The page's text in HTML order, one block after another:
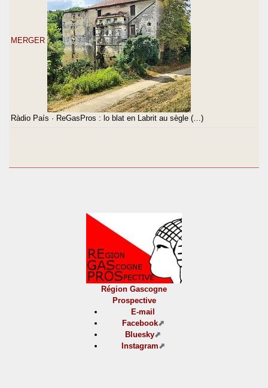
MERGER
Ràdio País · ReGasPros : lo blat en Labrit au sègle (…)
Région Gascogne
Prospective
E-mail
Facebook
Bluesky
Instagram